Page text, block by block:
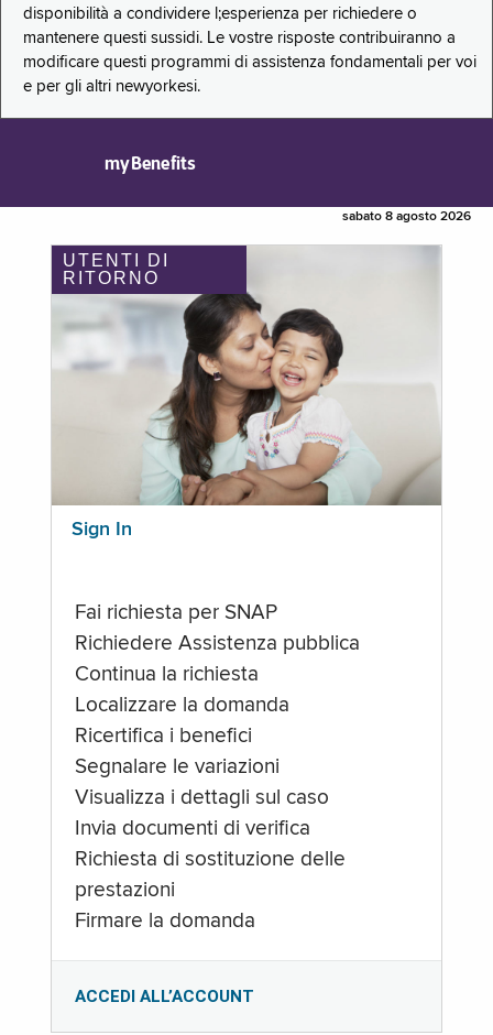
disponibilità a condividere l;esperienza per richiedere o
mantenere questi sussidi. Le vostre risposte contribuiranno a
modificare questi programmi di assistenza fondamentali per voi
e per gli altri newyorkesi.
myBenefits
sabato 8 agosto 2026
UTENTI DI
RITORNO
Sign In
Fai richiesta per SNAP
Richiedere Assistenza pubblica
Continua la richiesta
Localizzare la domanda
Ricertifica i benefici
Segnalare le variazioni
Visualizza i dettagli sul caso
Invia documenti di verifica
Richiesta di sostituzione delle
prestazioni
Firmare la domanda
ACCEDI ALL’ACCOUNT